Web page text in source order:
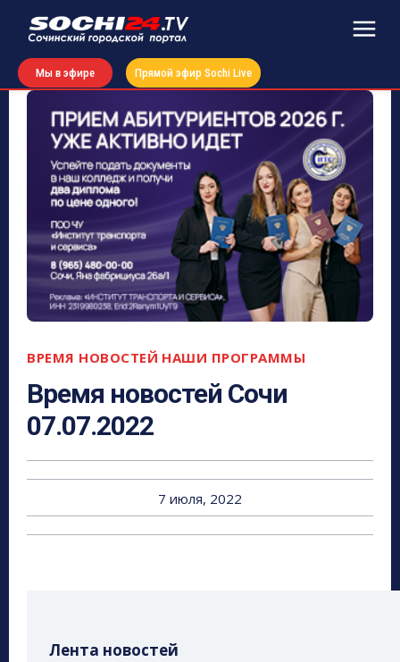
Мы в эфире Прямой эфир Sochi Live
ВРЕМЯ НОВОСТЕЙ НАШИ ПРОГРАММЫ
Время новостей Сочи
07.07.2022
7 июля, 2022
Лента новостей